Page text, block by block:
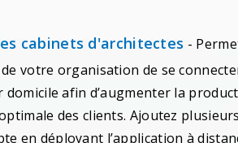
cabinets d'architectes -
votre organisation de se
afin d’augmenter la
des clients. Ajoutez plusieurs
en déployant l’application à